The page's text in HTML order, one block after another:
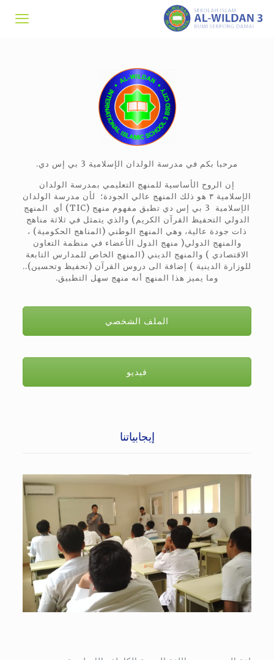
مرحبا بكم في مدرسة الولدان الإسلامية 3 بي إس دي.
إن الروح الأساسية للمنهج التعليمي بمدرسة الولدان
الإسلامية ٣ هو ذلك المنهج عالي الجودة؛ لأن مدرسة الولدان
الإسلامية 3 بي إس دي تطبق مفهوم منهج (TIC) أي المنهج
الدولي التحفيظ القرآن الكريم) والذي يتمثل في ثلاثة مناهج
ذات جودة عالية، وهي المنهج الوطني (المناهج الحكومية) ،
والمنهج الدولي( منهج الدول الأعضاء في منظمة التعاون
الاقتصادي ) والمنهج الديني (المنهج الخاص للمدارس التابعة
للوزارة الدينية ) إضافة الى دروس القرآن (تحفيظ وتحسين)..
وما يميز هذا المنهج أنه منهج سهل التطبيق.
الملف الشخصي
فيديو
إيجابياتنا